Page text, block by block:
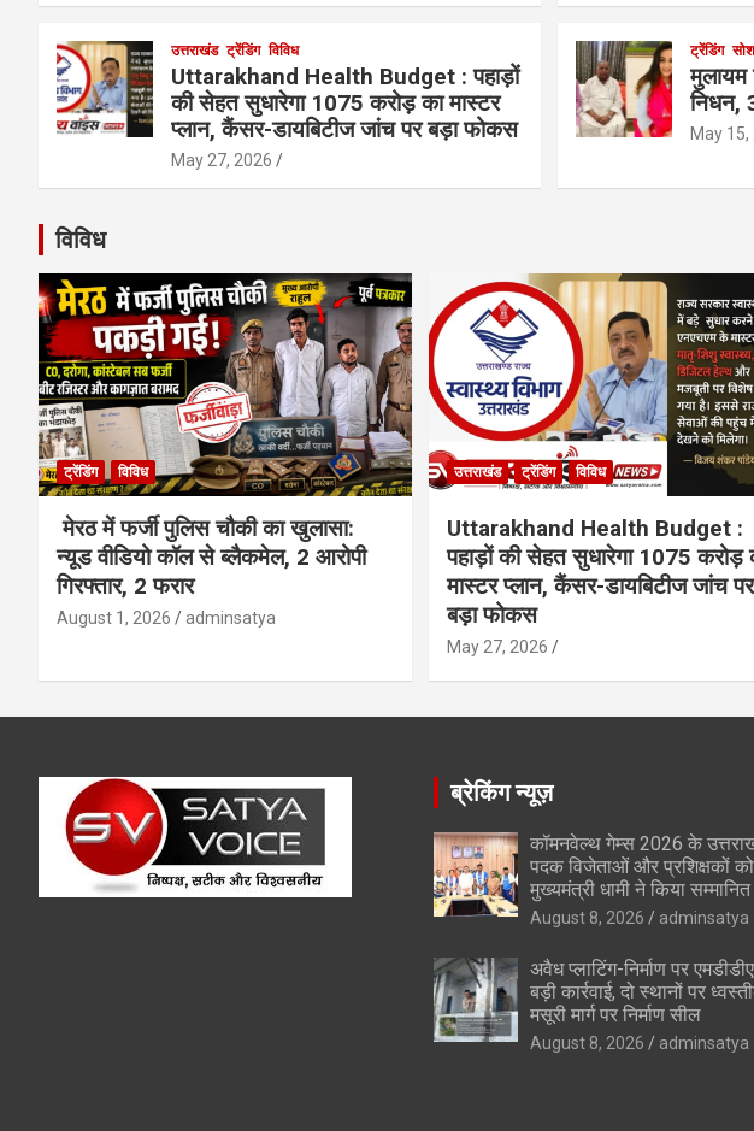
उत्तराखंड ट्रेंडिंग विविध
Uttarakhand Health Budget : पहाड़ों
की सेहत सुधारेगा 1075 करोड़ का मास्टर
प्लान, कैंसर-डायबिटीज जांच पर बड़ा फोकस
May 27, 2026
ट्रेंडिंग
मुलायम
निधन,
May 15,
विविध
ट्रेंडिंग विविध
मेरठ में फर्जी पुलिस चौकी का खुलासा:
न्यूड वीडियो कॉल से ब्लैकमेल, 2 आरोपी
गिरफ्तार, 2 फरार
August 1, 2026 adminsatya
उत्तराखंड ट्रेंडिंग विविध
Uttarakhand Health Budget :
पहाड़ों की सेहत सुधारेगा 1075 करोड़
मास्टर प्लान, कैंसर-डायबिटीज जांच पर
बड़ा फोकस
May 27, 2026
ब्रेकिंग न्यूज़
कॉमनवेल्थ गेम्स 2026 के
पदक विजेताओं और प्रशिक्षकों को
मुख्यमंत्री धामी ने किया सम्मानित
August 8, 2026 adminsatya
अवैध प्लाटिंग-निर्माण पर
बड़ी कार्रवाई, दो स्थानों पर
मसूरी मार्ग पर निर्माण सील
August 8, 2026 adminsatya